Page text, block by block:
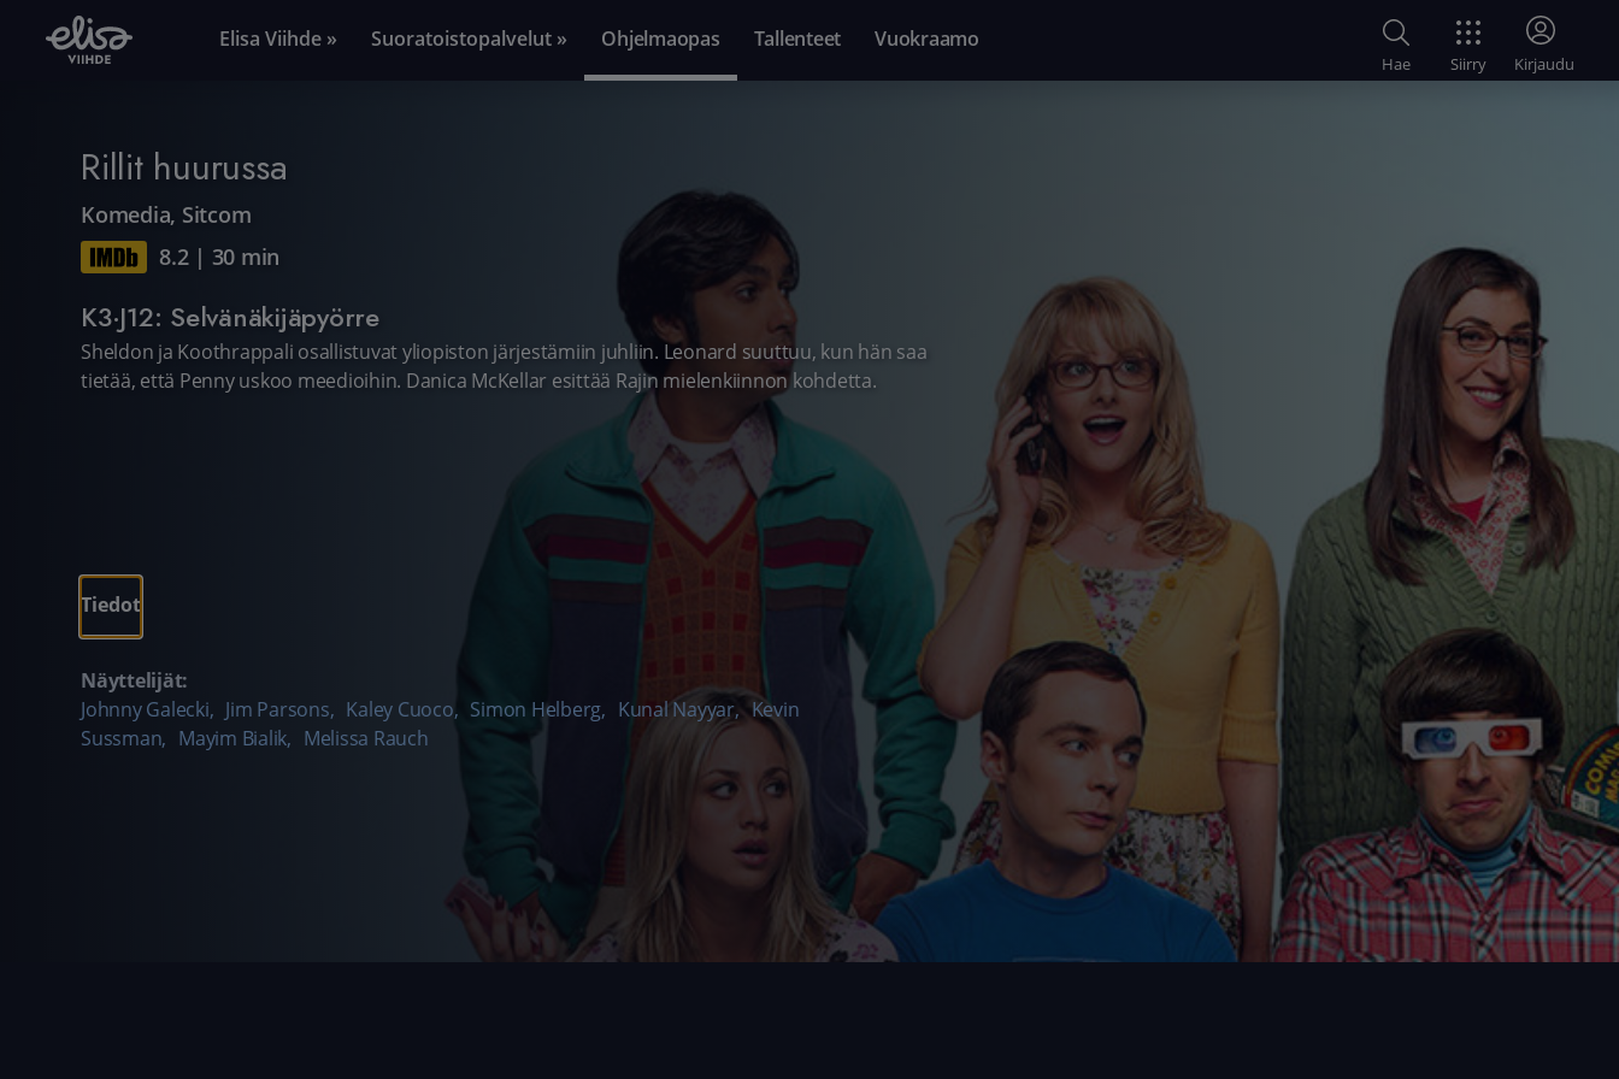
Elisa Viihde » Suoratoistopalvelut » Ohjelmaopas Tallenteet Vuokraamo
Hae Siirry Kirjaudu
Rillit huurussa
Komedia, Sitcom
8.2| 30 min
K3·J12: Selvänäkijäpyörre
Sheldon ja Koothrappali osallistuvat yliopiston järjestämiin juhliin. Leonard suuttuu, kun hän saa
tietää, että Penny uskoo meedioihin. Danica McKellar esittää Rajin mielenkiinnon kohdetta.
Tiedot
Näyttelijät:
Johnny Galecki, Jim Parsons, Kaley Cuoco, Simon Helberg, Kunal Nayyar, Kevin
Sussman, Mayim Bialik, Melissa Rauch